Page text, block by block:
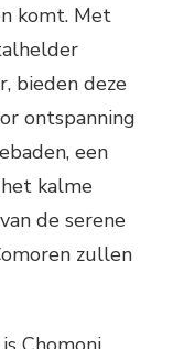
komt. Met
bieden deze
ontspanning
een
kalme
de serene
zullen